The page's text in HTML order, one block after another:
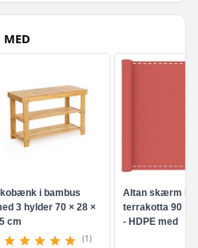
MED
i bambus
3 hylder 70 × 28 ×
cm
(1)
Altan skærm i
terrakotta 90 ×
- HDPE med